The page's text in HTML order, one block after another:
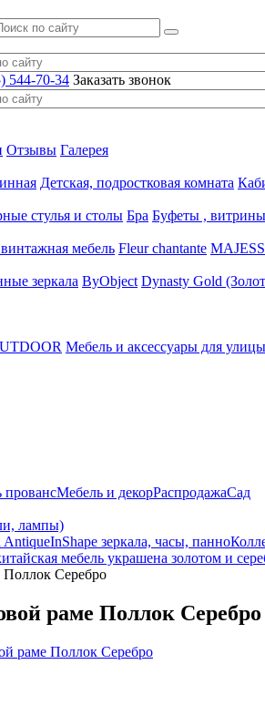
544-70-34 Заказать звонок
Отзывы Галерея
Детская, подростковая комната
стулья и столы Бра Буфеты ,
мебель Fleur chantante
зеркала ByObject Dynasty Gold
Мебель и аксессуары для
провансМебель и декорРаспродажаСад
лампы)
InShape зеркала, часы, панно
мебель украшена золотом и
Поллок Серебро
раме Поллок Серебро